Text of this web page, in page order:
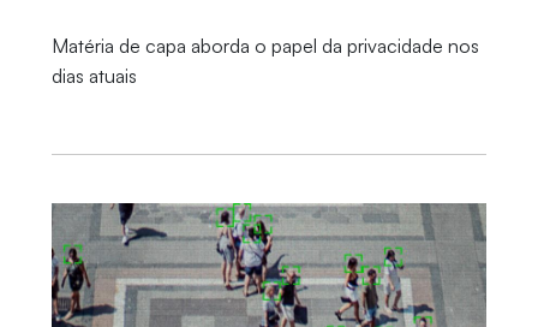
Matéria de capa aborda o papel da privacidade nos
dias atuais